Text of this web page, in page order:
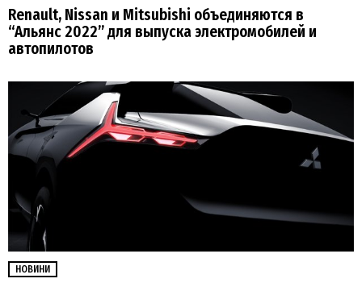
Renault, Nissan и Mitsubishi объединяются в
“Альянс 2022” для выпуска электромобилей и
автопилотов
НОВИНИ